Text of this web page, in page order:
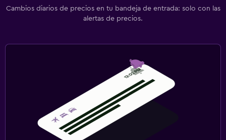
Snowboard
Cambios diarios de precios en tu bandeja de entrada: solo con las
alertas de precios.